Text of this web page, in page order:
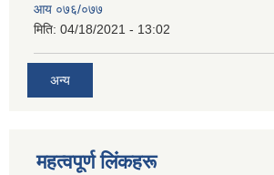
आय ०७६/०७७
मिति: 04/18/2021 - 13:02
अन्य
महत्वपूर्ण लिंकहरू